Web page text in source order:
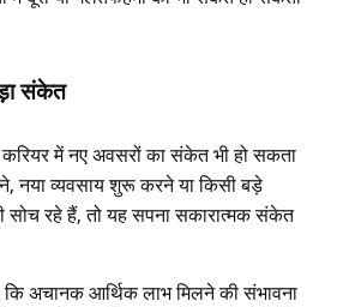
संकेत
में नए अवसरों का संकेत भी हो सकता
नया व्यवसाय शुरू करने या किसी बड़े
सोच रहे हैं, तो यह सपना सकारात्मक संकेत
कि अचानक आर्थिक लाभ मिलने की संभावना